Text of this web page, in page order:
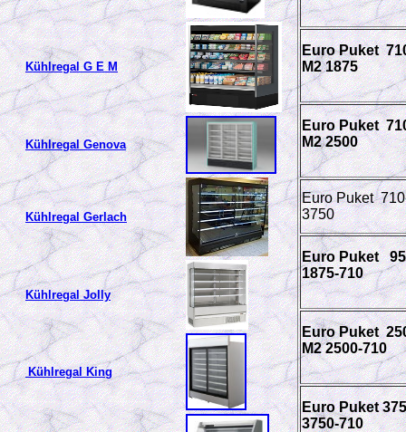
Kühlregal G E M
Kühlregal Genova
Kühlregal Gerlach
Kühlregal Jolly
Kühlregal King
Euro Puket
M2 1875
Euro Puket
M2 2500
Euro Puket
3750
Euro Puket
1875-710
Euro Puket
M2 2500-710
Euro Puket
3750-710